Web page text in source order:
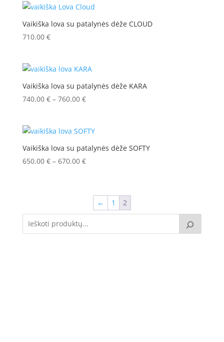
Vaikiška lova su patalynės dėže CLOUD
710.00 €
Vaikiška lova su patalynės dėže KARA
740.00 € – 760.00 €Price
through
760.00 €
Vaikiška lova su patalynės dėže SOFTY
650.00 € – 670.00 €Price
through
670.00 €
← 1 2